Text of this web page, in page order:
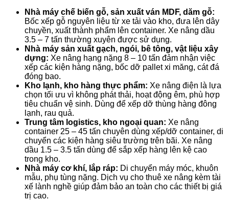
Nhà máy chế biến gỗ, sản xuất ván MDF, dăm gỗ:
Bốc xếp gỗ nguyên liệu từ xe tải vào kho, đưa lên dây
chuyền, xuất thành phẩm lên container. Xe nâng dầu
3.5 – 7 tấn thường xuyên được sử dụng.
Nhà máy sản xuất gạch, ngói, bê tông, vật liệu xây
dựng: Xe nâng hạng nặng 8 – 10 tấn đảm nhận việc
xếp các kiện hàng nặng, bốc dỡ pallet xi măng, cát đá
đóng bao.
Kho lạnh, kho hàng thực phẩm: Xe nâng điện là lựa
chọn tối ưu vì không phát thải, hoạt động êm, phù hợp
tiêu chuẩn vệ sinh. Dùng để xếp dỡ thùng hàng đông
lạnh, rau quả.
Trung tâm logistics, kho ngoại quan: Xe nâng
container 25 – 45 tấn chuyên dùng xếp/dỡ container, di
chuyển các kiện hàng siêu trường trên bãi. Xe nâng
dầu 1.5 – 3.5 tấn dùng để sắp xếp hàng lên kệ cao
trong kho.
Nhà máy cơ khí, lắp ráp: Di chuyển máy móc, khuôn
mẫu, phụ tùng nặng. Dịch vụ cho thuê xe nâng kèm tài
xế lành nghề giúp đảm bảo an toàn cho các thiết bị giá
trị cao.